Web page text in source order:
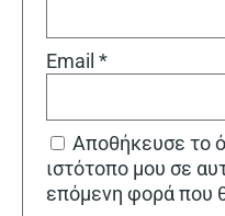
Email *
Αποθήκευσε το
ιστότοπο μου σε
επόμενη φορά που